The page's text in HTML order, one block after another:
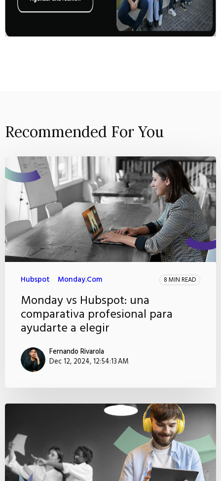
Recommended For You
Hubspot Monday.com 8 MIN READ
Monday vs Hubspot: una
comparativa profesional para
ayudarte a elegir
Fernando Rivarola
Dec 12, 2024, 12:54:13 AM